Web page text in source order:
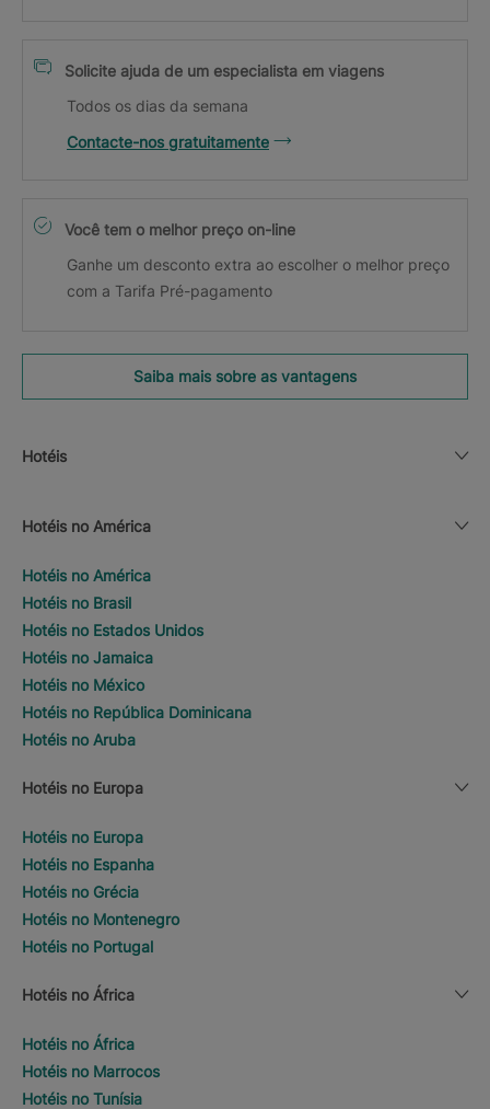
Solicite ajuda de um especialista em viagens
Todos os dias da semana
Contacte-nos gratuitamente
Você tem o melhor preço on-line
Ganhe um desconto extra ao escolher o melhor preço
com a Tarifa Pré-pagamento
Saiba mais sobre as vantagens
Hotéis
Hotéis no América
Hotéis no América
Hotéis no Brasil
Hotéis no Estados Unidos
Hotéis no Jamaica
Hotéis no México
Hotéis no República Dominicana
Hotéis no Aruba
Hotéis no Europa
Hotéis no Europa
Hotéis no Espanha
Hotéis no Grécia
Hotéis no Montenegro
Hotéis no Portugal
Hotéis no África
Hotéis no África
Hotéis no Marrocos
Hotéis no Tunísia